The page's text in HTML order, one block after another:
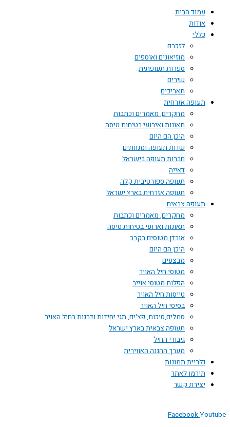
עמוד הבית
אודות
כללי
לזכרם
מוזיאונים ואוספים
ספרות תעופתית
שירים
תאריכים
תעופה אזרחית
מחקרים, מאמרים וכתבות
תאונות ואירועי בטיחות טיסה
היכן הם היום
שדות תעופה ומנחתים
חברות תעופה בישראל
דאייה
תעופה ספורטיבית קלה
תעופה אזרחית בארץ ישראל
תעופה צבאית
מחקרים, מאמרים וכתבות
תאונות וארועי בטיחות טיסה
אובדן מטוסים בקרב
היכן הם היום
מבצעים
מטוסי חיל האויר
הפלות מטוסי אוייב
טייסות חיל האויר
בסיסי חיל האויר
סמלים,סיכות, פצ'ים, תגי יחידות ודרגות בחיל האויר
תעופה צבאית בארץ ישראל
גיבורי החיל
מערך ההגנה האווירית
גלריית תמונות
תירמו לאתר
יצירת קשר
FacebookYoutube